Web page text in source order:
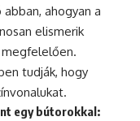
ahogyan a
elismerik
megfelelően.
tudják, hogy
egy bútorokkal: